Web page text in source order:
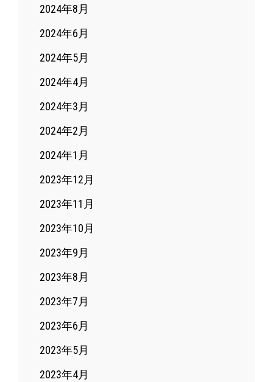
2024年8月
2024年6月
2024年5月
2024年4月
2024年3月
2024年2月
2024年1月
2023年12月
2023年11月
2023年10月
2023年9月
2023年8月
2023年7月
2023年6月
2023年5月
2023年4月